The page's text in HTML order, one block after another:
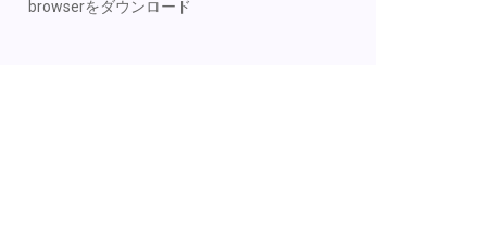
browserをダウンロード